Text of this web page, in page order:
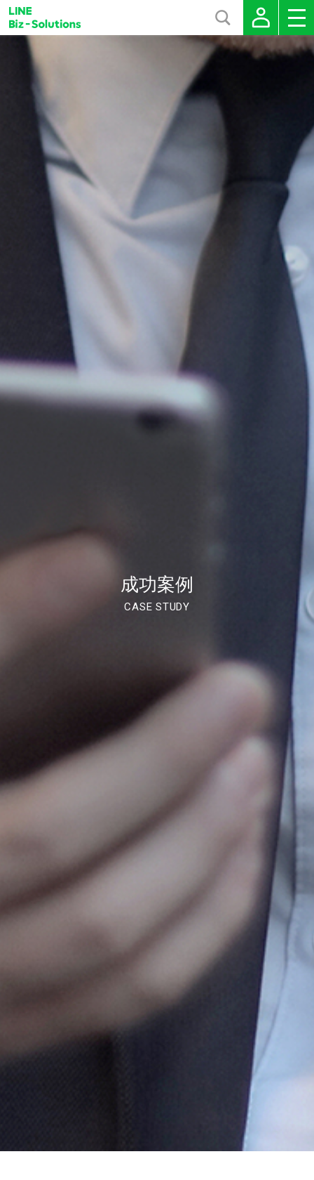
成功案例
CASE STUDY